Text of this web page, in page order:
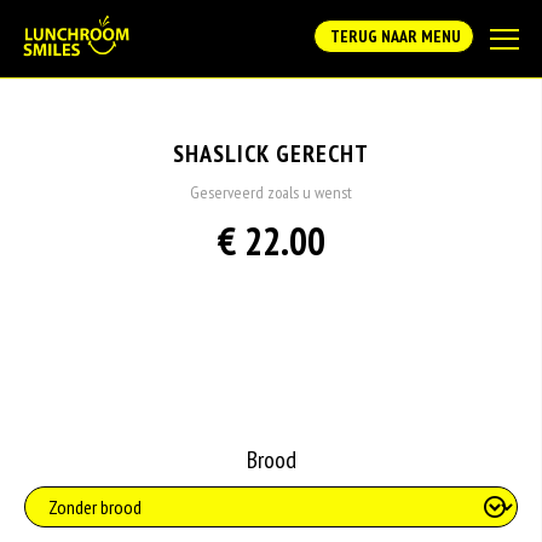
TERUG NAAR MENU
SHASLICK GERECHT
Geserveerd zoals u wenst
€ 22.00
Brood